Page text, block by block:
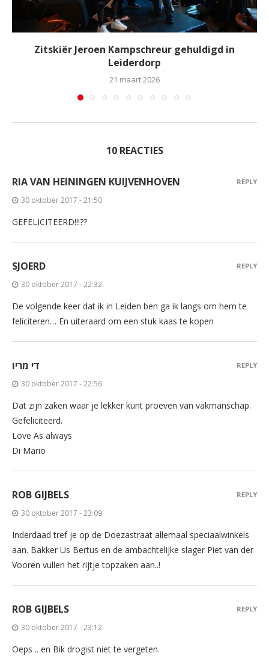
Zitskiër Jeroen Kampschreur gehuldigd in
Leiderdorp
21 maart 2026
10 REACTIES
RIA VAN HEININGEN KUIJVENHOVEN
30 oktober 2017 - 21:50
GEFELICITEERD!!!??
REPLY
SJOERD
30 oktober 2017 - 22:32
De volgende keer dat ik in Leiden ben ga ik langs om hem te
feliciteren… En uiteraard om een stuk kaas te kopen
REPLY
די מריו
30 oktober 2017 - 22:56
Dat zijn zaken waar je lekker kunt proeven van vakmanschap.
Gefeliciteerd.
Love As always
Di Mario
REPLY
ROB GIJBELS
30 oktober 2017 - 23:09
Inderdaad tref je op de Doezastraat allemaal speciaalwinkels
aan. Bakker Us Bertus en de ambachtelijke slager Piet van der
Vooren vullen het rijtje topzaken aan..!
REPLY
ROB GIJBELS
30 oktober 2017 - 23:12
Oeps .. en Bik drogist niet te vergeten.
REPLY